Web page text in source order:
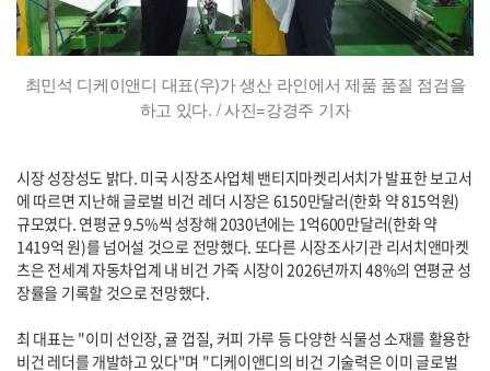
최민석 디케이앤디 대표(우)가 생산 라인에서 제품 품질 점검을
하고 있다. / 사진=강경주 기자
시장 성장성도 밝다. 미국 시장조사업체 밴티지마켓리서치가 발표한 보고서
에 따르면 지난해 글로벌 비건 레더 시장은 6150만달러(한화 약 815억원)
규모였다. 연평균 9.5%씩 성장해 2030년에는 1억600만달러(한화 약
1419억 원)를 넘어설 것으로 전망했다. 또다른 시장조사기관 리서치앤마켓
츠은 전세계 자동차업계 내 비건 가죽 시장이 2026년까지 48%의 연평균 성
장률을 기록할 것으로 전망했다.
최 대표는 "이미 선인장, 귤 껍질, 커피 가루 등 다양한 식물성 소재를 활용한
비건 레더를 개발하고 있다"며 "디케이앤디의 비건 기술력은 이미 글로벌